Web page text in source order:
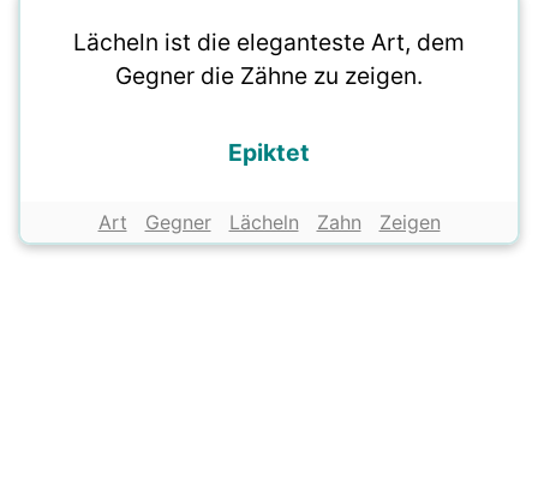
Lächeln ist die eleganteste Art, dem
Gegner die Zähne zu zeigen.
Epiktet
Art Gegner Lächeln Zahn Zeigen